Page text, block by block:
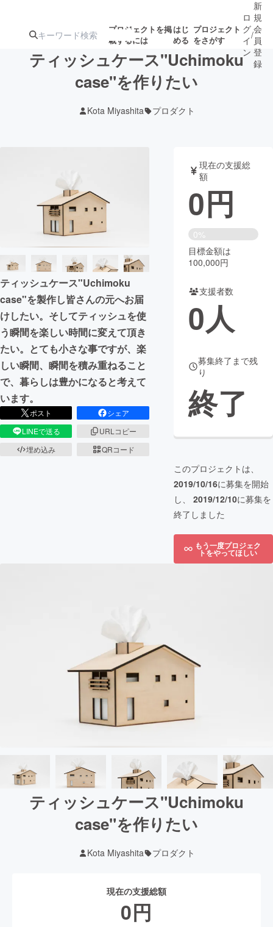
プロジェクトを掲
載するには
はじ
める
プロジェクト
をさがす
ジェクト
募集終了が近いプ
ロジェクト
音楽
テクノロジー・ガジェット ゲーム・サ
映像・映画 書籍・雑誌
ビジネス・起業 チャレンジ
まちづくり・地域活性化
CAMPFIRE for Social Good
CAMPFIRE Creation
CAMPFIREふるさと納税machi-ya
ロ
グ
イ
ン
/
新
規
会
員
登
録
ティッシュケース"Uchimoku
case"を作りたい
Kota Miyashita プロダクト
ティッシュケース"Uchimoku
case"を製作し皆さんの元へお届
けしたい。そしてティッシュを使
う瞬間を楽しい時間に変えて頂き
たい。とても小さな事ですが、楽
しい瞬間、瞬間を積み重ねること
で、暮らしは豊かになると考えて
います。
ポスト
シェア
LINEで送る
URLコピー
埋め込み
QRコード
現在の支援総
額
0円
0%
目標金額は
100,000円
支援者数
0人
募集終了まで残
り
終了
このプロジェクトは、
2019/10/16に募集を開始
し、 2019/12/10に募集を
終了しました
もう一度プロジェク
トをやってほしい
ティッシュケース"Uchimoku
case"を作りたい
Kota Miyashita プロダクト
現在の支援総額
0円